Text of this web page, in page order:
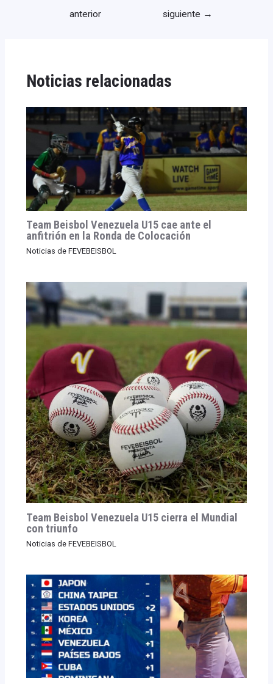
anterior
siguiente →
Noticias relacionadas
Team Beisbol Venezuela U15 cae ante el
anfitrión en la Ronda de Colocación
Noticias de FEVEBEISBOL
Team Beisbol Venezuela U15 cierra el Mundial
con triunfo
Noticias de FEVEBEISBOL